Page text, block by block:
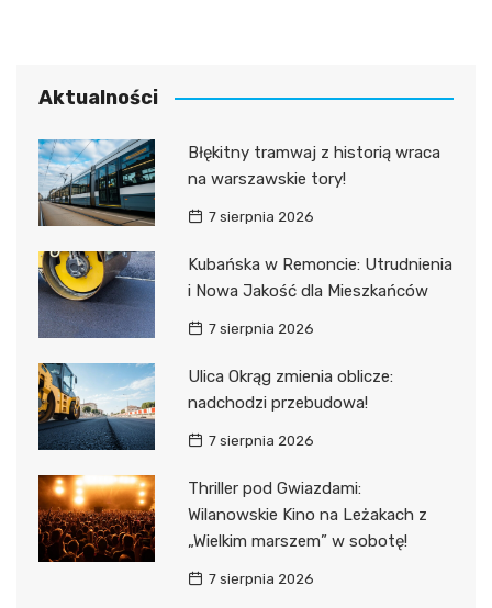
Aktualności
Błękitny tramwaj z historią wraca
na warszawskie tory!
7 sierpnia 2026
Kubańska w Remoncie: Utrudnienia
i Nowa Jakość dla Mieszkańców
7 sierpnia 2026
Ulica Okrąg zmienia oblicze:
nadchodzi przebudowa!
7 sierpnia 2026
Thriller pod Gwiazdami:
Wilanowskie Kino na Leżakach z
„Wielkim marszem” w sobotę!
7 sierpnia 2026